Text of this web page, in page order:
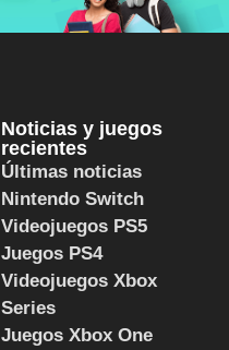
Noticias y juegos
recientes
Últimas noticias
Nintendo Switch
Videojuegos PS5
Juegos PS4
Videojuegos Xbox
Series
Juegos Xbox One